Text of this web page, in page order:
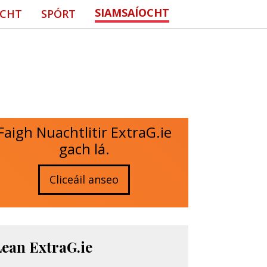
SPÓRT SIAMSAÍOCHT
Nuachtlitir ExtraG.ie
gach lá.
Cliceáil anseo
ExtraG.ie